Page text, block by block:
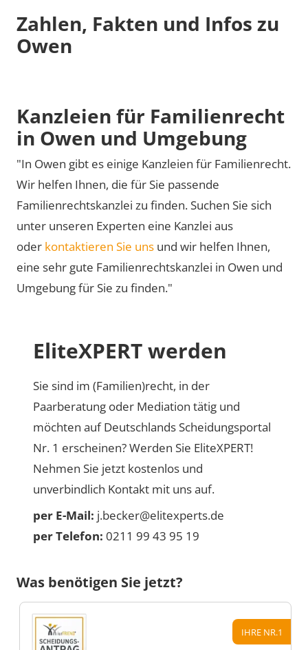
Zahlen, Fakten und Infos zu
Owen
Kanzleien für Familienrecht
in Owen und Umgebung
"In Owen gibt es einige Kanzleien für Familienrecht.
Wir helfen Ihnen, die für Sie passende
Familienrechtskanzlei zu finden. Suchen Sie sich
unter unseren Experten eine Kanzlei aus
oder kontaktieren Sie uns und wir helfen Ihnen,
eine sehr gute Familienrechtskanzlei in Owen und
Umgebung für Sie zu finden."
EliteXPERT werden
Sie sind im (Familien)recht, in der
Paarberatung oder Mediation tätig und
möchten auf Deutschlands Scheidungsportal
Nr. 1 erscheinen? Werden Sie EliteXPERT!
Nehmen Sie jetzt kostenlos und
unverbindlich Kontakt mit uns auf.
per E-Mail: j.becker@elitexperts.de
per Telefon: 0211 99 43 95 19
Was benötigen Sie jetzt?
IHRE NR.1